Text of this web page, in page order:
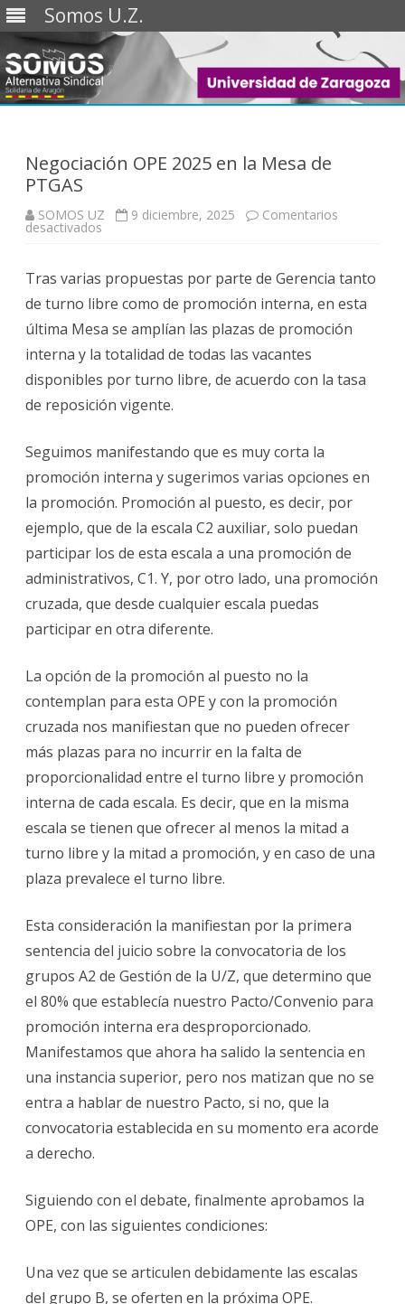
Somos U.Z.
Saltar
Negociación OPE 2025 en la Mesa de
PTGAS
SOMOS UZ 9 diciembre, 2025 Comentarios
desactivados
en
la
Mesa
de
PTGAS
Tras varias propuestas por parte de Gerencia tanto
de turno libre como de promoción interna, en esta
última Mesa se amplían las plazas de promoción
interna y la totalidad de todas las vacantes
disponibles por turno libre, de acuerdo con la tasa
de reposición vigente.
Seguimos manifestando que es muy corta la
promoción interna y sugerimos varias opciones en
la promoción. Promoción al puesto, es decir, por
ejemplo, que de la escala C2 auxiliar, solo puedan
participar los de esta escala a una promoción de
administrativos, C1. Y, por otro lado, una promoción
cruzada, que desde cualquier escala puedas
participar en otra diferente.
La opción de la promoción al puesto no la
contemplan para esta OPE y con la promoción
cruzada nos manifiestan que no pueden ofrecer
más plazas para no incurrir en la falta de
proporcionalidad entre el turno libre y promoción
interna de cada escala. Es decir, que en la misma
escala se tienen que ofrecer al menos la mitad a
turno libre y la mitad a promoción, y en caso de una
plaza prevalece el turno libre.
Esta consideración la manifiestan por la primera
sentencia del juicio sobre la convocatoria de los
grupos A2 de Gestión de la U/Z, que determino que
el 80% que establecía nuestro Pacto/Convenio para
promoción interna era desproporcionado.
Manifestamos que ahora ha salido la sentencia en
una instancia superior, pero nos matizan que no se
entra a hablar de nuestro Pacto, si no, que la
convocatoria establecida en su momento era acorde
a derecho.
Siguiendo con el debate, finalmente aprobamos la
OPE, con las siguientes condiciones:
Una vez que se articulen debidamente las escalas
del grupo B, se oferten en la próxima OPE.